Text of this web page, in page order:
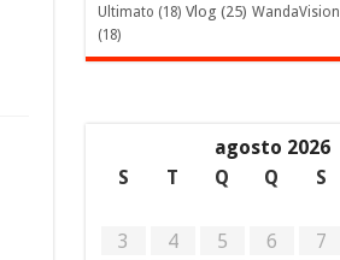
Ultimato (18) Vlog (25) WandaVision
(18)
agosto 2026
S
T Q Q S
3
4 5 6 7